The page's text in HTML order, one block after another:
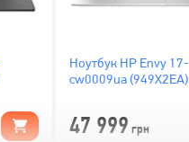
Ноутбук HP Envy 17-
cw0009ua (949X2EA)
47 999 грн